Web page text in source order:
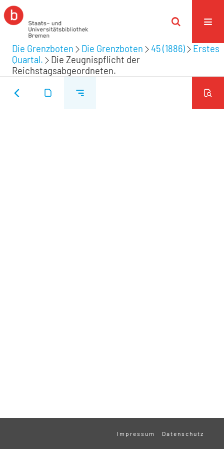
Die Grenzboten Die Grenzboten 45 (1886)
Erstes
Quartal.
Die Zeugnispflicht der
Reichstagsabgeordneten.
Impressum Datenschutz